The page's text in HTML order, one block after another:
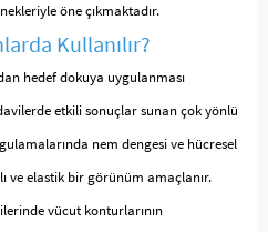
öne çıkmaktadır.
Kullanılır?
hedef dokuya uygulanması
etkili sonuçlar sunan çok yönlü
nem dengesi ve hücresel
ve elastik bir görünüm amaçlanır.
vücut konturlarının